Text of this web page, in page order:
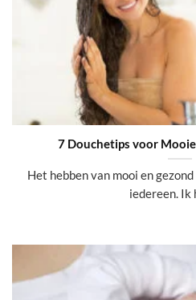
7 Douchetips voor
Het hebben van mooi en
iedereen. Ik